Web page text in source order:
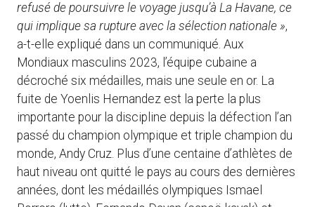
refusé de poursuivre le voyage jusqu’à La Havane, ce
qui implique sa rupture avec la sélection nationale »,
a-t-elle expliqué dans un communiqué. Aux
Mondiaux masculins 2023, l’équipe cubaine a
décroché six médailles, mais une seule en or. La
fuite de Yoenlis Hernandez est la perte la plus
importante pour la discipline depuis la défection l’an
passé du champion olympique et triple champion du
monde, Andy Cruz. Plus d’une centaine d’athlètes de
haut niveau ont quitté le pays au cours des dernières
années, dont les médaillés olympiques Ismael